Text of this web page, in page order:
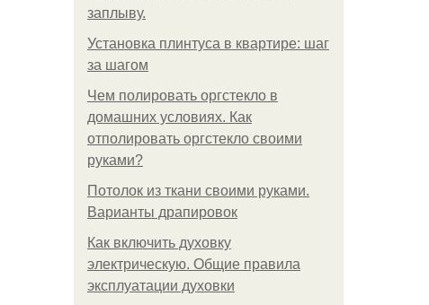
заплыву.
Установка плинтуса в квартире: шаг
за шагом
Чем полировать оргстекло в
домашних условиях. Как
отполировать оргстекло своими
руками?
Потолок из ткани своими руками.
Варианты драпировок
Как включить духовку
электрическую. Общие правила
эксплуатации духовки